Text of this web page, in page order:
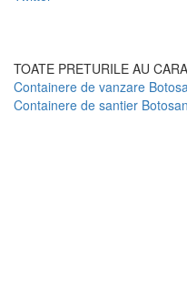
TOATE PRETURILE AU
Containere de vanzare
Containere de santier